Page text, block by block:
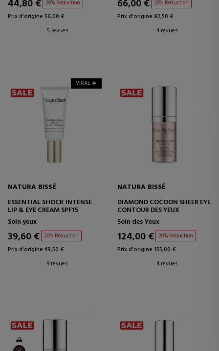
44,80 € 20% Réduction
Prix d'origine 56,00 €
5 revues
66,00 € 20% Réduction
Prix d'origine 82,50 €
4 revues
VIRAL 🔥
NATURA BISSÉ
ESSENTIAL SHOCK INTENSE
LIP & EYE CREAM SPF15
Soin yeux
39,60 € 20% Réduction
Prix d'origine 49,50 €
9 revues
NATURA BISSÉ
DIAMOND COCOON SHEER EYE
CONTOUR DES YEUX
Soin des Yeux
124,00 € 20% Réduction
Prix d'origine 155,00 €
4 revues